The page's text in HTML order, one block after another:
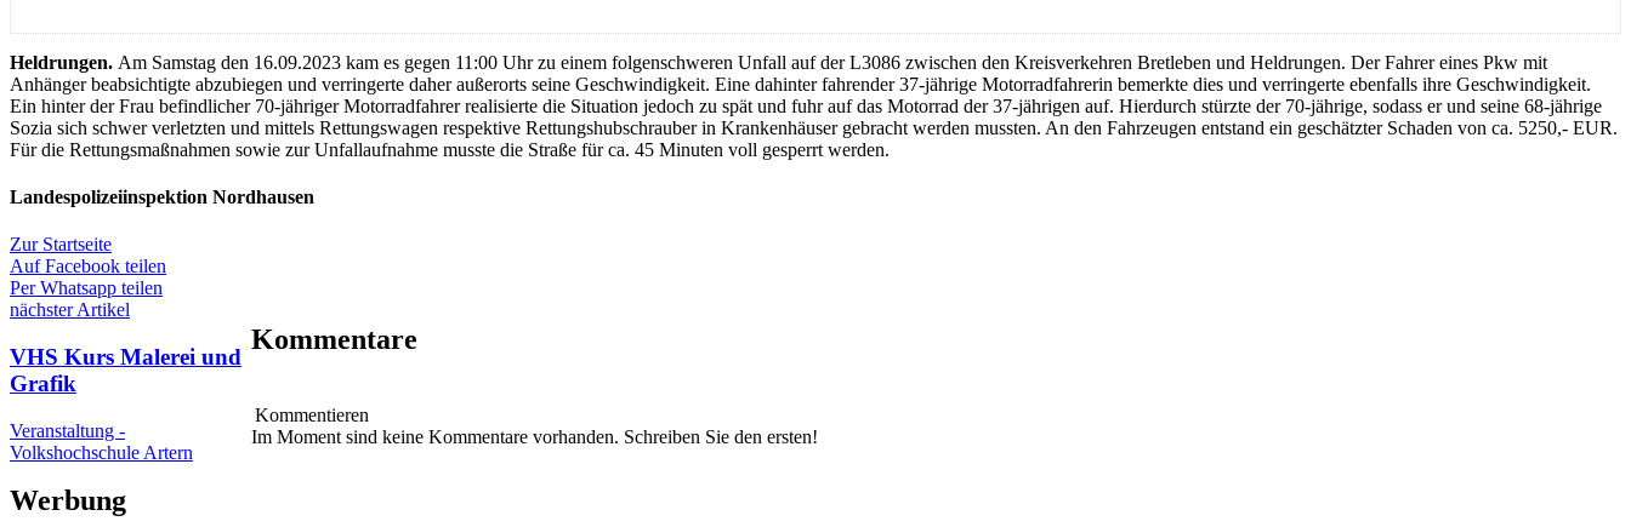
Heldrungen. Am Samstag den 16.09.2023 kam es gegen 11:00 Uhr zu einem folgenschweren Unfall auf der L3086 zwischen den Kreisverkehren Bretleben und Heldrungen. Der Fahrer eines Pkw mit
Anhänger beabsichtigte abzubiegen und verringerte daher außerorts seine Geschwindigkeit. Eine dahinter fahrender 37-jährige Motorradfahrerin bemerkte dies und verringerte ebenfalls ihre Geschwindigkeit.
Ein hinter der Frau befindlicher 70-jähriger Motorradfahrer realisierte die Situation jedoch zu spät und fuhr auf das Motorrad der 37-jährigen auf. Hierdurch stürzte der 70-jährige, sodass er und seine 68-jährige
Sozia sich schwer verletzten und mittels Rettungswagen respektive Rettungshubschrauber in Krankenhäuser gebracht werden mussten. An den Fahrzeugen entstand ein geschätzter Schaden von ca. 5250,- EUR.
Für die Rettungsmaßnahmen sowie zur Unfallaufnahme musste die Straße für ca. 45 Minuten voll gesperrt werden.
Landespolizeiinspektion Nordhausen
Zur Startseite
Auf Facebook teilen
Per Whatsapp teilen
nächster Artikel
VHS Kurs Malerei und
Grafik
Veranstaltung -
Volkshochschule Artern
Kommentare
Kommentieren
Im Moment sind keine Kommentare vorhanden. Schreiben Sie den ersten!
Werbung